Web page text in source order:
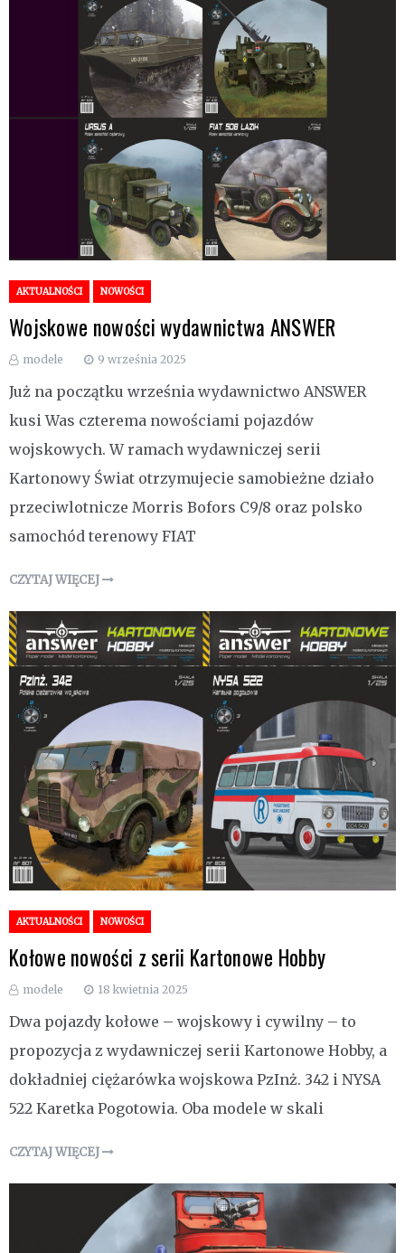
AKTUALNOŚCI NOWOŚCI
Wojskowe nowości wydawnictwa ANSWER
modele 9 września 2025
Już na początku września wydawnictwo ANSWER
kusi Was czterema nowościami pojazdów
wojskowych. W ramach wydawniczej serii
Kartonowy Świat otrzymujecie samobieżne działo
przeciwlotnicze Morris Bofors C9/8 oraz polsko
samochód terenowy FIAT
CZYTAJ WIĘCEJ
AKTUALNOŚCI NOWOŚCI
Kołowe nowości z serii Kartonowe Hobby
modele 18 kwietnia 2025
Dwa pojazdy kołowe – wojskowy i cywilny – to
propozycja z wydawniczej serii Kartonowe Hobby, a
dokładniej ciężarówka wojskowa PzInż. 342 i NYSA
522 Karetka Pogotowia. Oba modele w skali
CZYTAJ WIĘCEJ